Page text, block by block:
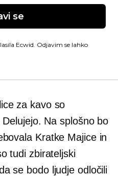
se
Ecwid. Odjavim se lahko
za kavo so
Na splošno bo
Kratke Majicein
tudi zbirateljski
se bodo ljudje odločili